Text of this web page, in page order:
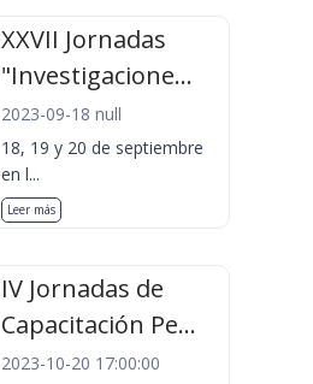
XXVII Jornadas
"Investigacione...
2023-09-18 null
18, 19 y 20 de septiembre
en l...
Leer más
IV Jornadas de
Capacitación Pe...
2023-10-20 17:00:00